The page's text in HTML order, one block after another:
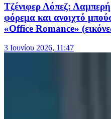
Τζένιφερ Λόπεζ:
φόρεμα και ανοιχτό
«Office Romance»
3 Ιουνίου 2026, 11:47